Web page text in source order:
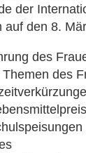
der
auf den 8.
des
des